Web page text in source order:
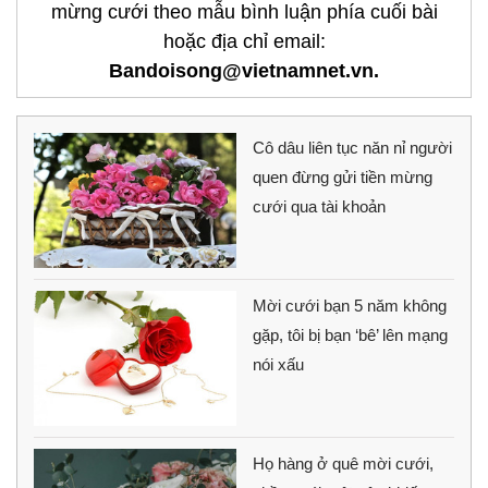
mừng cưới theo mẫu bình luận phía cuối bài
hoặc địa chỉ email:
Bandoisong@vietnamnet.vn.
Cô dâu liên tục năn nỉ người
quen đừng gửi tiền mừng
cưới qua tài khoản
Mời cưới bạn 5 năm không
gặp, tôi bị bạn ‘bê’ lên mạng
nói xấu
Họ hàng ở quê mời cưới,